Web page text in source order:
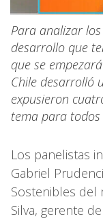
Para analizar
desarrollo que
que se
Chile desarrolló
expusieron
tema para todos
Los panelistas
Gabriel
Sostenibles del
Silva, gerente